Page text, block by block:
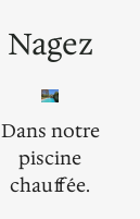
Nagez
Dans notre
piscine
chauffée.